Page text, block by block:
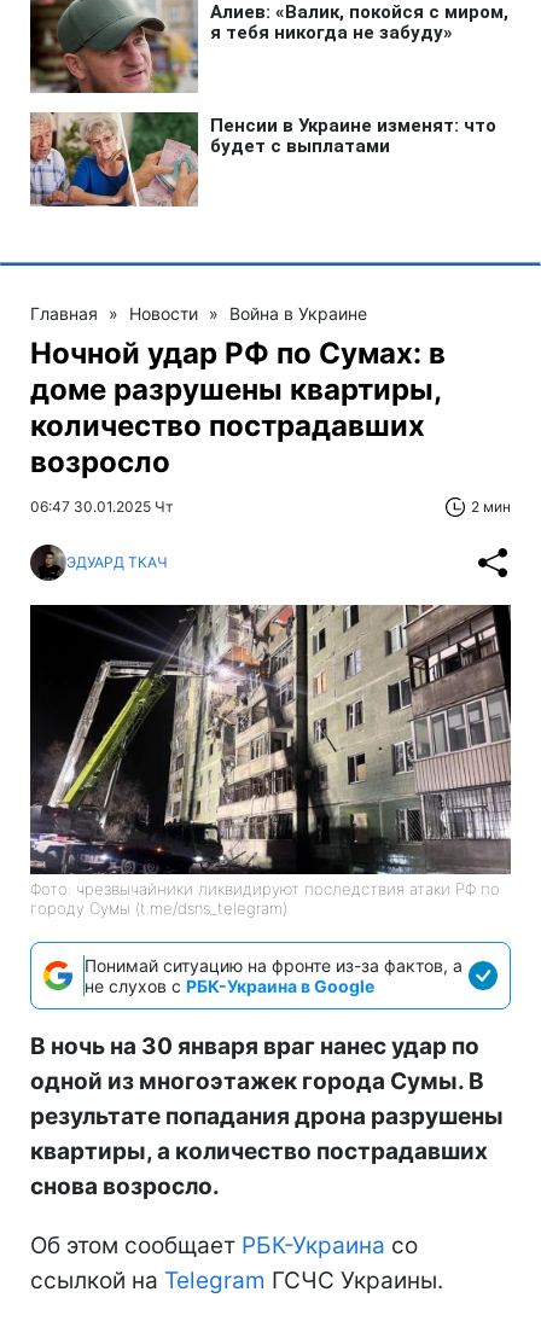
Главная » Новости » Война в Украине
Ночной удар РФ по Сумах: в
доме разрушены квартиры,
количество пострадавших
возросло
06:47 30.01.2025 Чт 2 мин
ЭДУАРД ТКАЧ
Фото: чрезвычайники ликвидируют последствия атаки РФ по
городу Сумы (t.me/dsns_telegram)
Понимай ситуацию на фронте из-за фактов, а
не слухов с РБК-Украина в Google
В ночь на 30 января враг нанес удар по
одной из многоэтажек города Сумы. В
результате попадания дрона разрушены
квартиры, а количество пострадавших
снова возросло.
Об этом сообщает РБК-Украина со
ссылкой на Telegram ГСЧС Украины.